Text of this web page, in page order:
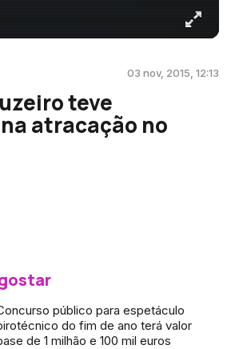
03 nov, 2015, 12:13
teve
atracação no
público para espetáculo
do fim de ano terá valor
de 1 milhão e 100 mil euros